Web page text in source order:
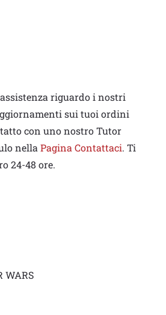
riguardo i nostri
sui tuoi ordini
con uno nostro Tutor
nella Pagina Contattaci. Ti
24-48 ore.
WARS